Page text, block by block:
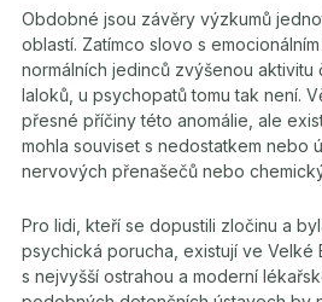
Obdobné jsou závěry výzkumů
oblastí. Zatímco slovo s
normálních jedinců zvýšenou aktivitu
laloků, u psychopatů tomu tak není.
přesné příčiny této anomálie, ale
mohla souviset s nedostatkem nebo
nervových přenašečů nebo
Pro lidi, kteří se dopustili zločinu a
psychická porucha, existují ve Velké
s nejvyšší ostrahou a moderní